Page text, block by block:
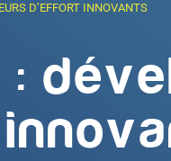
D’EFFORT INNOVANTS